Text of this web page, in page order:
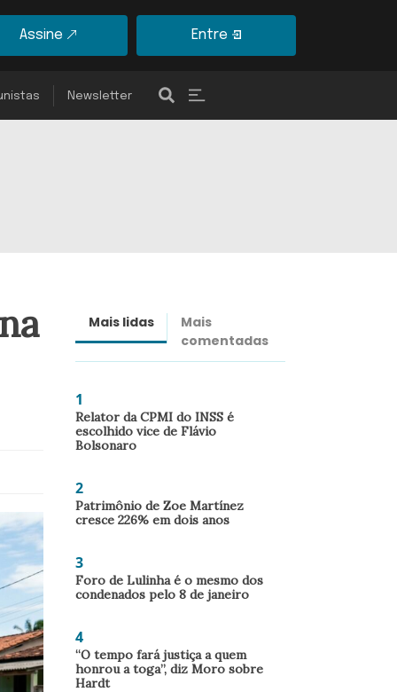
Assine Entre
Newsletter
Mais lidas
Mais
comentadas
1
Relator da CPMI do INSS é
escolhido vice de Flávio
Bolsonaro
2
Patrimônio de Zoe Martínez
cresce 226% em dois anos
3
Foro de Lulinha é o mesmo dos
condenados pelo 8 de janeiro
4
“O tempo fará justiça a quem
honrou a toga”, diz Moro sobre
Hardt